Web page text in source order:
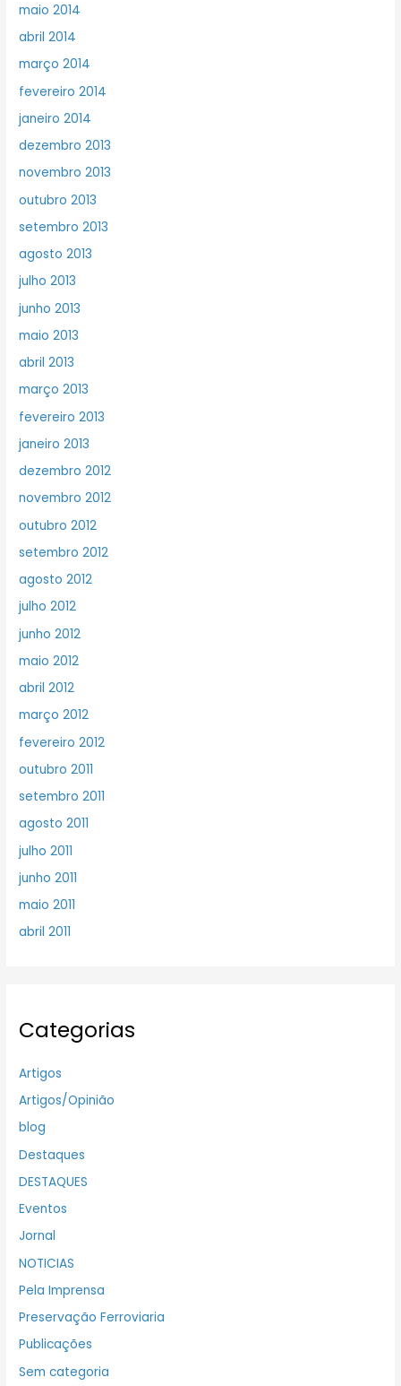
maio 2014
abril 2014
março 2014
fevereiro 2014
janeiro 2014
dezembro 2013
novembro 2013
outubro 2013
setembro 2013
agosto 2013
julho 2013
junho 2013
maio 2013
abril 2013
março 2013
fevereiro 2013
janeiro 2013
dezembro 2012
novembro 2012
outubro 2012
setembro 2012
agosto 2012
julho 2012
junho 2012
maio 2012
abril 2012
março 2012
fevereiro 2012
outubro 2011
setembro 2011
agosto 2011
julho 2011
junho 2011
maio 2011
abril 2011
Categorias
Artigos
Artigos/Opinião
blog
Destaques
DESTAQUES
Eventos
Jornal
NOTICIAS
Pela Imprensa
Preservação Ferroviaria
Publicações
Sem categoria